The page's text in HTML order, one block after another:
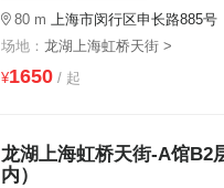
80 m
上海市闵行区申长路885号
场地： 龙湖上海虹桥天街 >
¥1650/ 起
龙湖上海虹桥天街-A馆B2
内）